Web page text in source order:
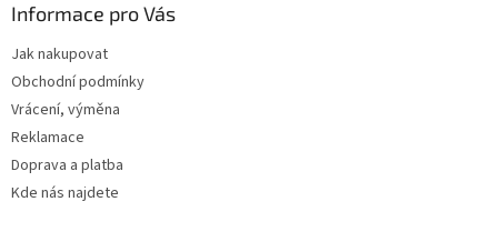
Informace pro Vás
Jak nakupovat
Obchodní podmínky
Vrácení, výměna
Reklamace
Doprava a platba
Kde nás najdete